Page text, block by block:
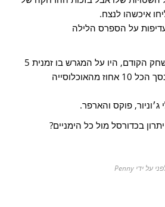
איכשהו לנצח.
על הספרס הלילה
בנקודת זמן מסוימת במשחק הקודם, היו על המגרש בו זמנית 5
שחקנים שמאליים (הם בסך הכל 10 אחוז מהאוכלוסייה
ג׳וניור, פוקס והארפר.
בכדורסל מול כל הימניים?